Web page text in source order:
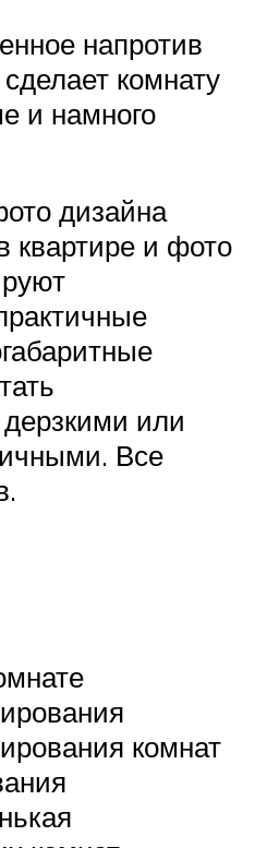
напротив
комнату
и намного
дизайна
квартире и фото
или
Все
комнат